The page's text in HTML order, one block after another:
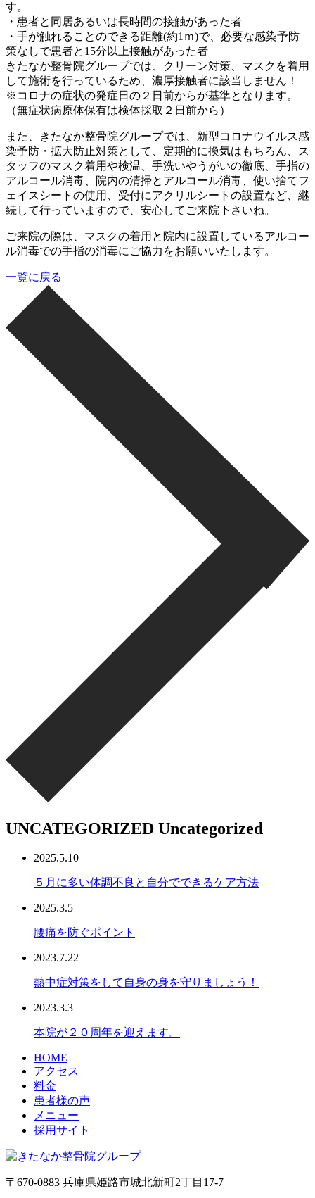
す。
・患者と同居あるいは長時間の接触があった者
・手が触れることのできる距離(約1ｍ)で、必要な感染予防
策なしで患者と15分以上接触があった者
きたなか整骨院グループでは、クリーン対策、マスクを着用
して施術を行っているため、濃厚接触者に該当しません！
※コロナの症状の発症日の２日前からが基準となります。
（無症状病原体保有は検体採取２日前から）
また、きたなか整骨院グループでは、新型コロナウイルス感
染予防・拡大防止対策として、定期的に換気はもちろん、ス
タッフのマスク着用や検温、手洗いやうがいの徹底、手指の
アルコール消毒、院内の清掃とアルコール消毒、使い捨てフ
ェイスシートの使用、受付にアクリルシートの設置など、継
続して行っていますので、安心してご来院下さいね。
ご来院の際は、マスクの着用と院内に設置しているアルコー
ル消毒での手指の消毒にご協力をお願いいたします。
一覧に戻る
UNCATEGORIZED Uncategorized
2025.5.10
５月に多い体調不良と自分でできるケア方法
2025.3.5
腰痛を防ぐポイント
2023.7.22
熱中症対策をして自身の身を守りましょう！
2023.3.3
本院が２０周年を迎えます。
HOME
アクセス
料金
患者様の声
メニュー
採用サイト
〒670-0883 兵庫県姫路市城北新町2丁目17-7